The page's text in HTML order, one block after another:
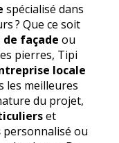
spécialisé dans
? Que ce soit
façade ou
pierres, Tipi
locale
les meilleures
du projet,
et
personnalisé ou